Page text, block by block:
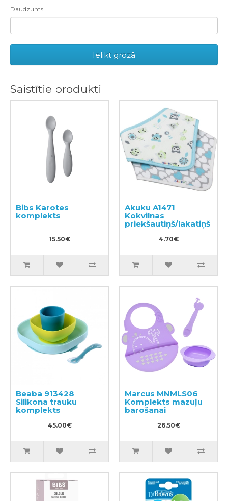
Daudzums
Ielikt grozā
Saistītie produkti
Bibs Karotes
komplekts
15.50€
Akuku A1471
Kokvilnas
priekšautiņš/lakatiņš
4.70€
Beaba 913428
Silikona trauku
komplekts
45.00€
Marcus MNMLS06
Komplekts mazuļu
barošanai
26.50€